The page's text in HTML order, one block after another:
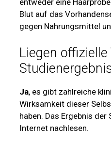
entweder eine
Blut auf das
gegen Nahrungsmittel
Liegen
Ja, es gibt zahlreiche
Wirksamkeit dieser
haben. Das Ergebnis der
Internet nachlesen.